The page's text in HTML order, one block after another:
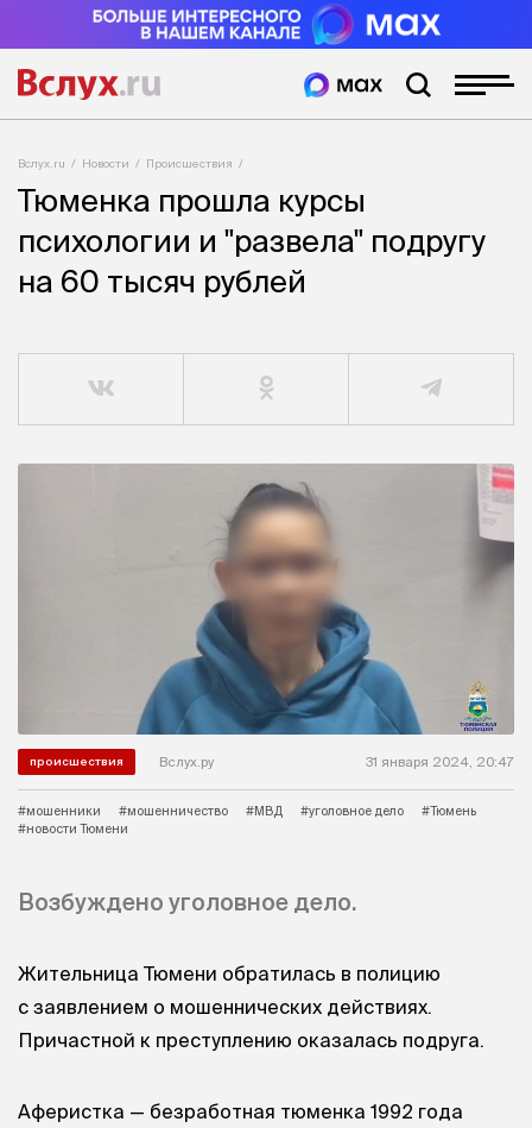
Вслух.ru Новости Происшествия
Тюменка прошла курсы
психологии и "развела" подругу
на 60 тысяч рублей
происшествия Вслух.ру 31 января 2024, 20:47
#мошенники #мошенничество #МВД #уголовное дело
#Тюмень
#новости Тюмени
Возбуждено уголовное дело.
Жительница Тюмени обратилась в полицию
с заявлением о мошеннических действиях.
Причастной к преступлению оказалась подруга.
Аферистка — безработная тюменка 1992 года